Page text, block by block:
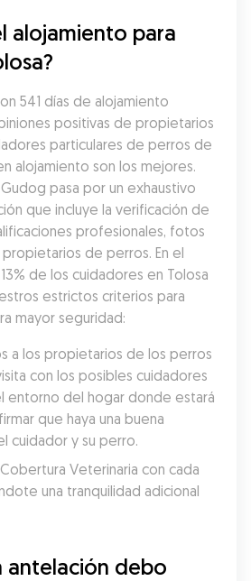
alojamiento para
541 días de alojamiento
positivas de propietarios
particulares de perros de
alojamiento son los mejores.
pasa por un exhaustivo
que incluye la verificación de
profesionales, fotos
de perros. En el
de los cuidadores en Tolosa
estrictos criterios para
mayor seguridad:
a los propietarios de los perros
con los posibles cuidadores
entorno del hogar donde estará
que haya una buena
cuidador y su perro.
Veterinaria con cada
una tranquilidad adicional
antelación debo